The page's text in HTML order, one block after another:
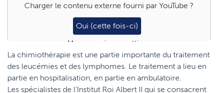
Charger le contenu externe fourni par YouTube ?
Oui (cette fois-ci)
Manage privacy settings
La chimiothérapie est une partie importante du traitement
des leucémies et des lymphomes. Le traitement a lieu en
partie en hospitalisation, en partie en ambulatoire.
Les spécialistes de l’Institut Roi Albert II qui se consacrent